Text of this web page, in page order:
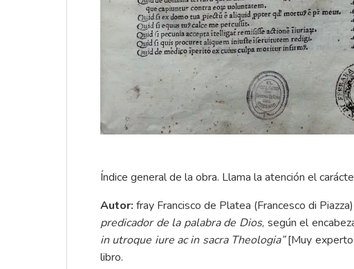
Índice general de la obra. Llama la atención el
Autor:fray Francisco de Platea (Francesco di
predicador de la palabra de Dios, según el
in utroque iure ac in sacra Theologia”[Muy
libro.